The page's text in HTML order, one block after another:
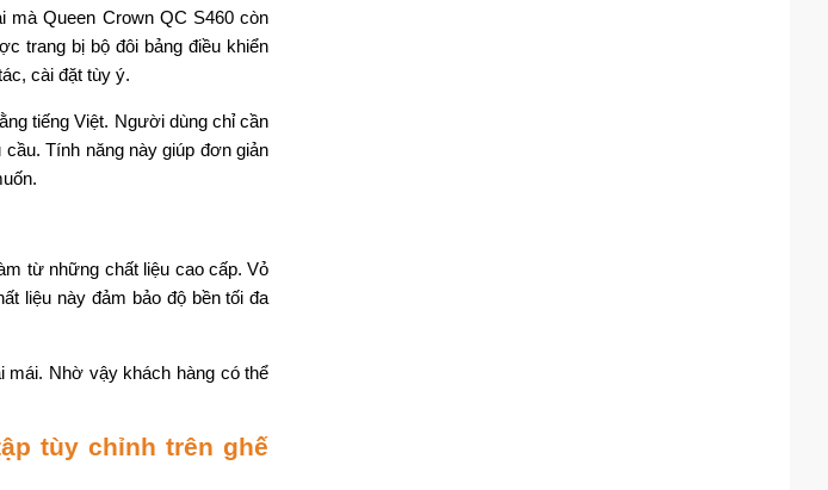
mà Queen Crown QC S460 còn
trang bị bộ đôi bảng điều khiển
cài đặt tùy ý.
tiếng Việt. Người dùng chỉ cần
Tính năng này giúp đơn giản
từ những chất liệu cao cấp. Vỏ
liệu này đảm bảo độ bền tối đa
mái. Nhờ vậy khách hàng có thể
tùy chỉnh trên ghế